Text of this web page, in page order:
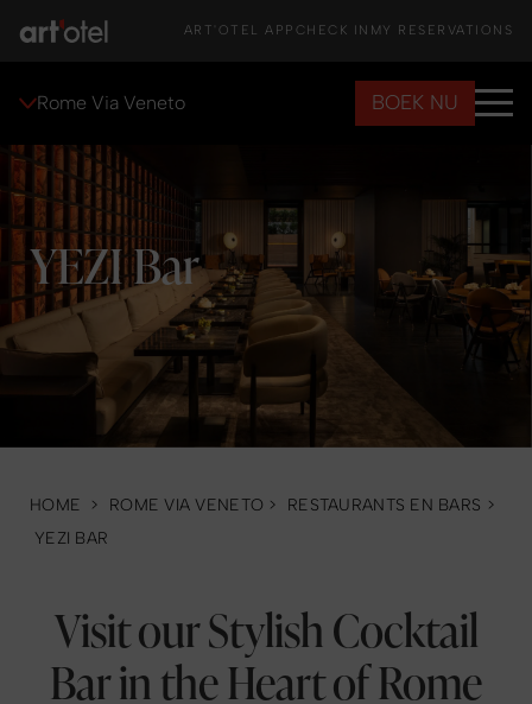
ART'OTEL APP CHECK IN MY RESERVATIONS
Rome Via Veneto BOEK NU
YEZI Bar
HOME > ROME VIA VENETO > RESTAURANTS EN BARS >
YEZI BAR
Visit our Stylish Cocktail
Bar in the Heart of Rome